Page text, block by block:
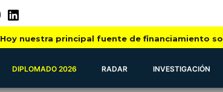
Hoy nuestra principal fuente de financiamiento
DIPLOMADO 2026 RADAR INVESTIGACIÓN